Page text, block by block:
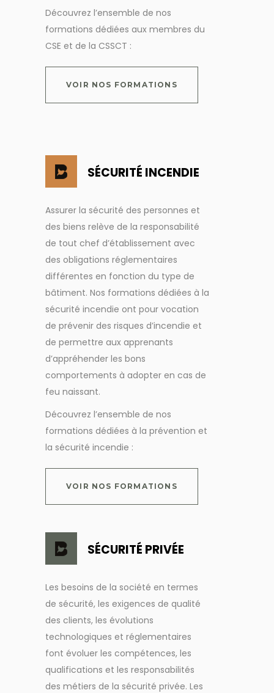
Découvrez l’ensemble de nos
formations dédiées aux membres du
CSE et de la CSSCT :
VOIR NOS FORMATIONS
SÉCURITÉ INCENDIE
Assurer la sécurité des personnes et
des biens relève de la responsabilité
de tout chef d’établissement avec
des obligations réglementaires
différentes en fonction du type de
bâtiment. Nos formations dédiées à la
sécurité incendie ont pour vocation
de prévenir des risques d’incendie et
de permettre aux apprenants
d’appréhender les bons
comportements à adopter en cas de
feu naissant.
Découvrez l’ensemble de nos
formations dédiées à la prévention et
la sécurité incendie :
VOIR NOS FORMATIONS
SÉCURITÉ PRIVÉE
Les besoins de la société en termes
de sécurité, les exigences de qualité
des clients, les évolutions
technologiques et réglementaires
font évoluer les compétences, les
qualifications et les responsabilités
des métiers de la sécurité privée. Les